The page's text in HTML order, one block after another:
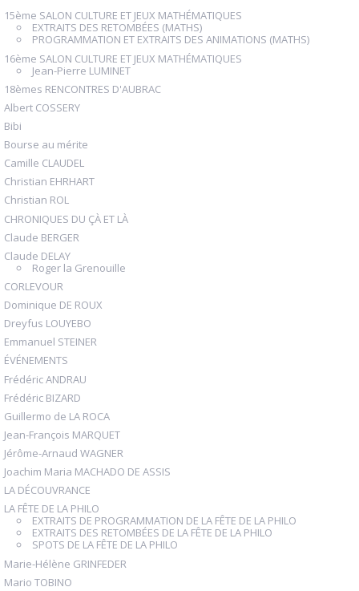
15ème SALON CULTURE ET JEUX MATHÉMATIQUES
EXTRAITS DES RETOMBÉES (MATHS)
PROGRAMMATION ET EXTRAITS DES ANIMATIONS (MATHS)
16ème SALON CULTURE ET JEUX MATHÉMATIQUES
Jean-Pierre LUMINET
18èmes RENCONTRES D'AUBRAC
Albert COSSERY
Bibi
Bourse au mérite
Camille CLAUDEL
Christian EHRHART
Christian ROL
CHRONIQUES DU ÇÀ ET LÀ
Claude BERGER
Claude DELAY
Roger la Grenouille
CORLEVOUR
Dominique DE ROUX
Dreyfus LOUYEBO
Emmanuel STEINER
ÉVÉNEMENTS
Frédéric ANDRAU
Frédéric BIZARD
Guillermo de LA ROCA
Jean-François MARQUET
Jérôme-Arnaud WAGNER
Joachim Maria MACHADO DE ASSIS
LA DÉCOUVRANCE
LA FÊTE DE LA PHILO
EXTRAITS DE PROGRAMMATION DE LA FÊTE DE LA PHILO
EXTRAITS DES RETOMBÉES DE LA FÊTE DE LA PHILO
SPOTS DE LA FÊTE DE LA PHILO
Marie-Hélène GRINFEDER
Mario TOBINO